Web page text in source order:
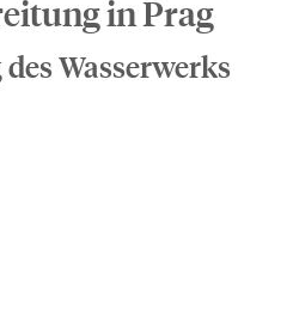
in Prag
Wasserwerks